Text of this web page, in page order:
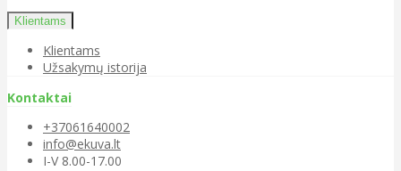
Klientams
Klientams
Užsakymų istorija
Kontaktai
+37061640002
info@ekuva.lt
I-V 8.00-17.00